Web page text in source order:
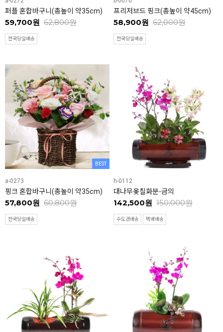
퍼플 혼합바구니(총높이 약35cm)
59,700원 62,800원
전국당일배송
프리저브드 핑크(총높이 약45cm)
58,900원 62,000원
전국당일배송
BEST
a-0273
핑크 혼합바구니(총높이 약35cm)
57,800원 60,800원
전국당일배송
h-0112
대나무옻칠화분-금의
142,500원 150,000원
수도권배송 택배배송